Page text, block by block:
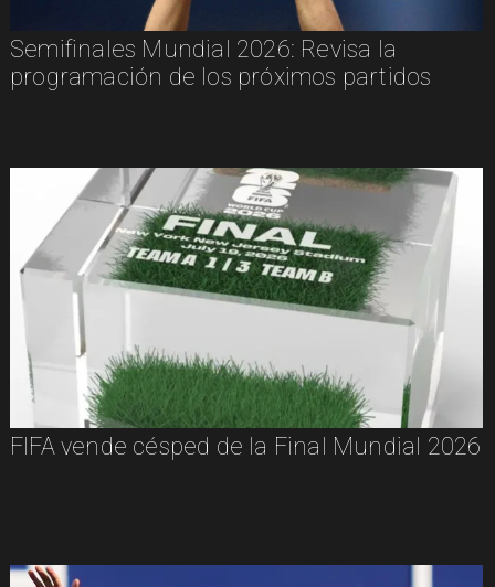
Semifinales Mundial 2026: Revisa la
programación de los próximos partidos
FIFA vende césped de la Final Mundial 2026